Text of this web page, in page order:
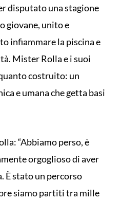
disputato una stagione
giovane, unito e
infiammare la piscina e
Mister Rolla e i suoi
costruito: un
e umana che getta basi
“Abbiamo perso, è
orgoglioso di aver
È stato un percorso
siamo partiti tra mille